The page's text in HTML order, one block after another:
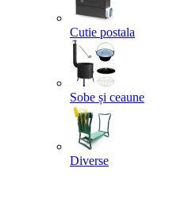
Cutie postala
Sobe și ceaune
Diverse